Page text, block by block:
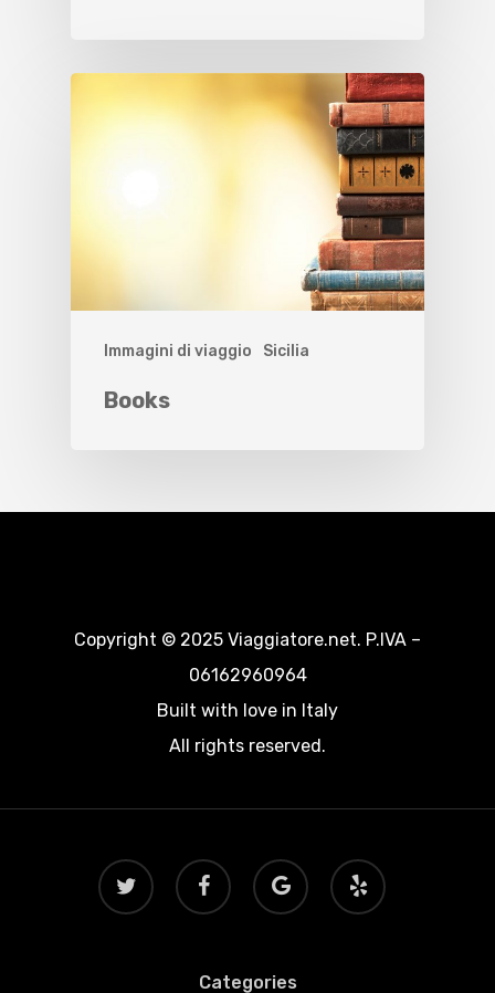
Immagini di viaggio Sicilia
Books
Copyright © 2025 Viaggiatore.net. P.IVA –
06162960964
Built with love in Italy
All rights reserved.
twitter facebook
google-
plus
yelp
Categories